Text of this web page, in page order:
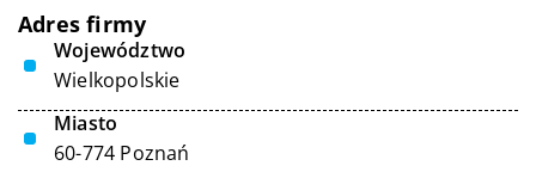
Adres firmy
Województwo
Wielkopolskie
Miasto
60-774 Poznań